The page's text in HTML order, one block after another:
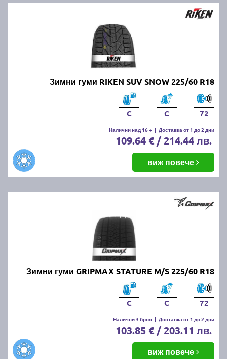
Зимни гуми RIKEN SUV SNOW 225/60 R18
C C 72
Налични над 16 + | Доставка от 1 до 2 дни
109.64 € / 214.44 лв.
виж повече
Зимни гуми GRIPMAX STATURE M/S 225/60 R18
C C 72
Налични 3 броя | Доставка от 1 до 2 дни
103.85 € / 203.11 лв.
виж повече